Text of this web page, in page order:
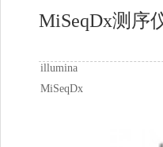
MiSeqDx测序
illumina
MiSeqDx